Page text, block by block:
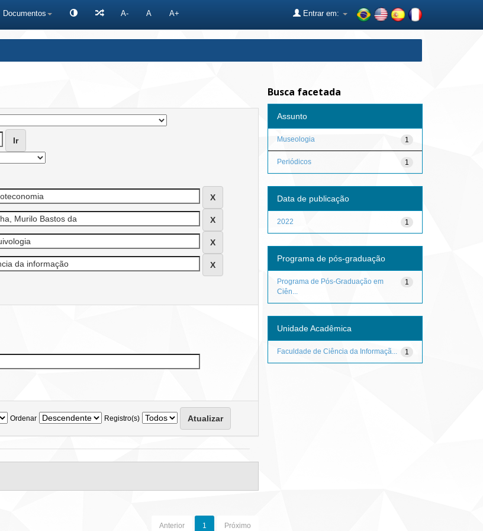
Documentos A- A A+ Entrar em:
Ordenar Registro(s)
Anterior 1 Próximo
Busca facetada
Assunto
1
Museologia
1
Periódicos
Data de publicação
1
2022
Programa de pós-graduação
1
Programa de Pós-Graduação em
Ciên...
Unidade Acadêmica
1
Faculdade de Ciência da Informaçã...